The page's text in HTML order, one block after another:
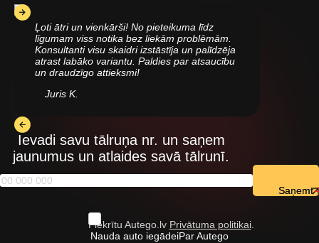
Ļoti ātri un vienkārši! No pieteikuma līdz
līgumam viss notika bez liekām problēmām.
Konsultanti visu skaidri izstāstīja un palīdzēja
atrast labāko variantu. Paldies par atsaucību
un draudzīgo attieksmi!
Juris K.
Ievadi savu tālruņa nr. un saņem
jaunumus un atlaides savā tālrunī.
Piekrītu Autego.lv Privātuma politikai.
Nauda auto iegādeiPar Autego